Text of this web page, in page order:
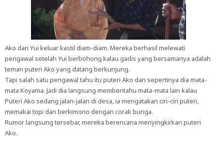
Ako dan Yui keluar kastil diam-diam. Mereka berhasil melewati
pengawal setelah Yui berbohong kalau gadis yang bersamanya adalah
teman puteri Ako yang datang berkunjung.
Tapi salah satu pengawal tahu itu puteri Ako dan sepertinya dia mata-
mata Koyama. Jadi dia langsung memberitahu mata-mata lain kalau
Puteri Ako sedang jalan-jalan di desa, ia mengatakan ciri-ciri puteri,
memakai topi dan berkimono dengan corak bunga.
Rumor langsung tersebar, mereka berencana menyingkirkan puteri
Ako.